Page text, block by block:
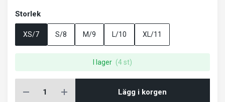
Storlek
XS/7 S/8 M/9 L/10 XL/11
I lager (4 st)
Lägg i korgen